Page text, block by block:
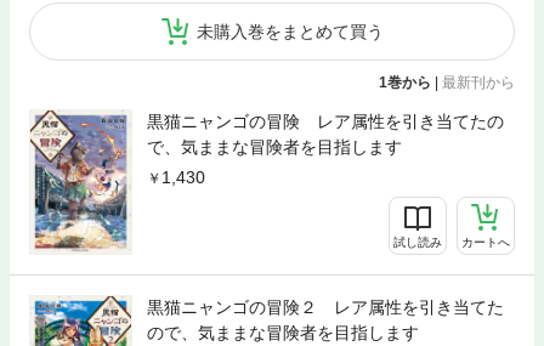
未購入巻をまとめて買う
1巻から | 最新刊から
黒猫ニャンゴの冒険 レア属性を引き当てたの
で、気ままな冒険者を目指します
1,430
試し読み カートへ
黒猫ニャンゴの冒険２ レア属性を引き当てた
ので、気ままな冒険者を目指します